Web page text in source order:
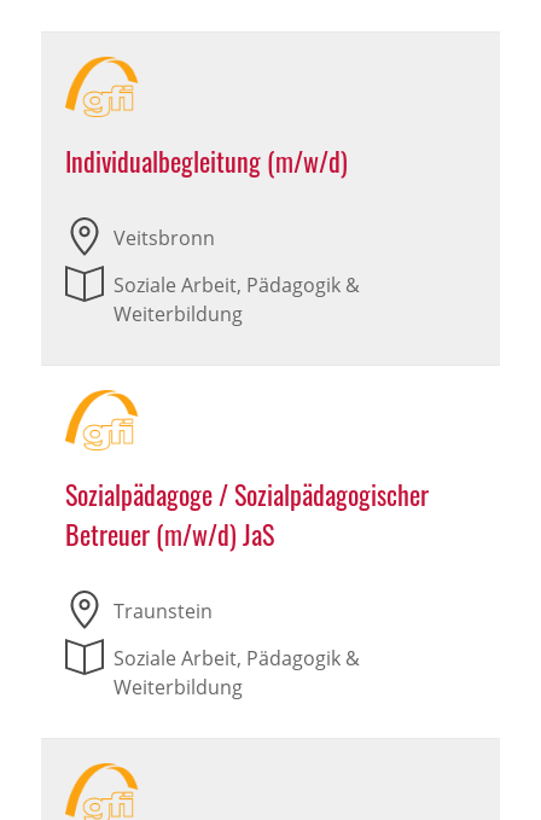
Individualbegleitung (m/w/d)
Veitsbronn
Soziale Arbeit, Pädagogik &
Weiterbildung
Sozialpädagoge / Sozialpädagogischer
Betreuer (m/w/d) JaS
Traunstein
Soziale Arbeit, Pädagogik &
Weiterbildung